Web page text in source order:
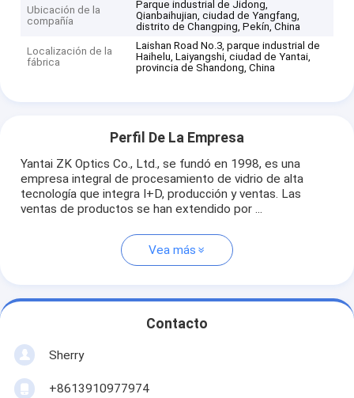
Ubicación de la
compañía
Parque industrial de Jidong,
Qianbaihujian, ciudad de Yangfang,
distrito de Changping, Pekín, China
Localización de la
fábrica
Laishan Road No.3, parque industrial de
Haihelu, Laiyangshi, ciudad de Yantai,
provincia de Shandong, China
Perfil De La Empresa
Yantai ZK Optics Co., Ltd., se fundó en 1998, es una
empresa integral de procesamiento de vidrio de alta
tecnología que integra I+D, producción y ventas. Las
ventas de productos se han extendido por ...
Vea más
Contacto
Sherry
+8613910977974